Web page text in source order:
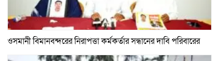
ওসমানী বিমানবন্দরের নিরাপত্তা কর্মকর্তার সন্ধানের দাবি পরিবারের